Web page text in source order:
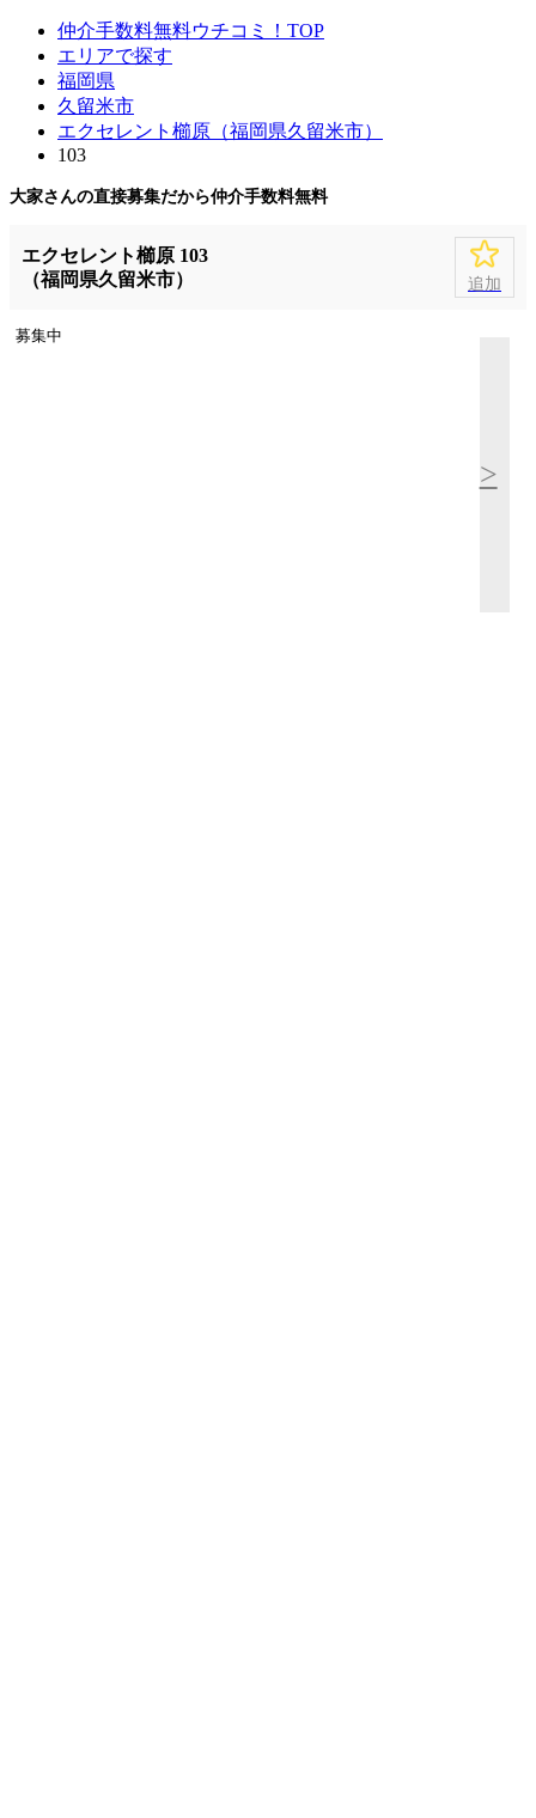
仲介手数料無料ウチコミ！TOP
エリアで探す
福岡県
久留米市
エクセレント櫛原（福岡県久留米市）
103
大家さんの直接募集だから仲介手数料無料
エクセレント櫛原 103
（福岡県久留米市）
追加
募集中
>